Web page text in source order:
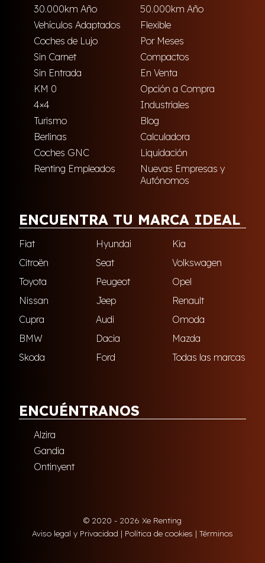
30.000km Año
50.000km Año
Vehículos Adaptados
Flexible
Coches de Lujo
Por Meses
Sin Carnet
Compactos
Sin Entrada
En Venta
KM 0
Opción a Compra
4×4
Industriales
Turismo
Blog
Berlinas
Calculadora
Coches GNC
Liquidación
Renting Empleados
Nuevas Empresas y
Autónomos
ENCUENTRA TU MARCA IDEAL
Fiat Hyundai
Kia
Citroën
Seat
Volkswagen
Toyota
Peugeot
Opel
Nissan
Jeep
Renault
Cupra
Audi
Omoda
BMW
Dacia
Mazda
Skoda
Ford Todas las marcas
ENCUÉNTRANOS
Alzira
Gandia
Ontinyent
© 2020 - 2026 Xe Renting
Aviso legal y Privacidad | Política de cookies | Términos